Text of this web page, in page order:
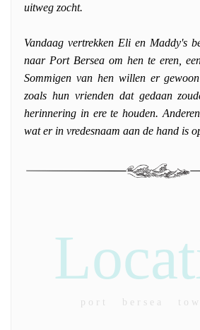
uitweg zocht.
Vandaag vertrekken Eli en Maddy's
naar Port Bersea om hen te eren,
Sommigen van hen willen er
zoals hun vrienden dat gedaan
herinnering in ere te houden.
wat er in vredesnaam aan de hand is
p o r t b e r s e a t o w